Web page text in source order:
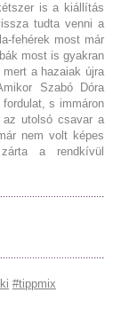
is a kiállítás
tudta venni a
fehérek most már
most is gyakran
a hazaiak újra
Szabó Dóra
s immáron
utolsó csavar a
nem volt képes
a rendkívül
#tippmix